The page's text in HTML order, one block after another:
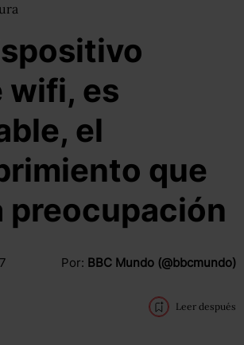
wifi, es
el
que
preocupación
Por: BBC Mundo (@bbcmundo)
Leer después